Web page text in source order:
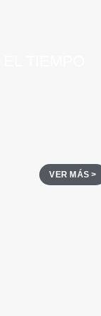
VER MÁS >